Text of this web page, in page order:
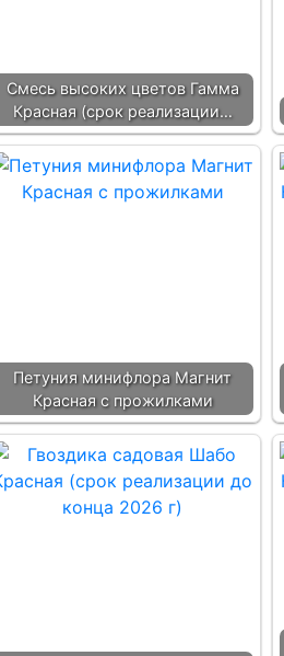
Смесь высоких цветов Гамма
Красная (срок реализации…
Петуния минифлора Магнит
Красная с прожилками